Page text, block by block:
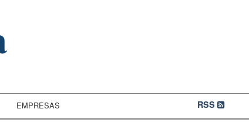
EMPRESAS RSS